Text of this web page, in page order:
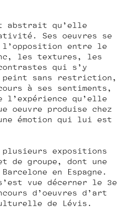
abstrait qu’elle
Ses oeuvres se
l’opposition entre le
les textures, les
qui s’y
peint sans restriction,
à ses sentiments,
l’expérience qu’elle
œuvre produise chez
émotion qui lui est
expositions
de groupe, dont une
en Espagne.
vue décerner le 3e
d’oeuvres d’art
de Lévis.